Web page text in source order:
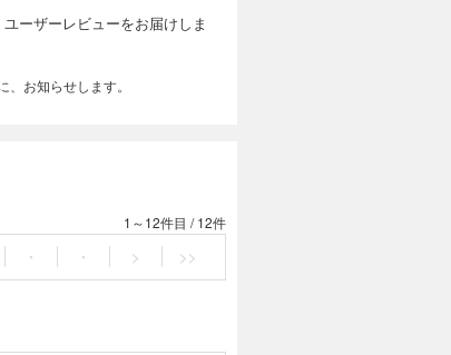
ユーザーレビューをお届けしま
お知らせします。
1～12件目 /12件
・ ・ > >>